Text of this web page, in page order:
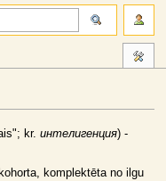
kr. интелигенция) -
komplektēta no ilgu